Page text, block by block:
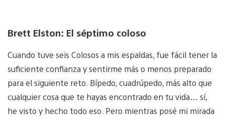
Brett Elston: El séptimo coloso
Cuando tuve seis Colosos a mis espaldas, fue fácil tener la
suficiente confianza y sentirme más o menos preparado
para el siguiente reto. Bípedo, cuadrúpedo, más alto que
cualquier cosa que te hayas encontrado en tu vida… sí,
he visto y hecho todo eso. Pero mientras posé mi mirada